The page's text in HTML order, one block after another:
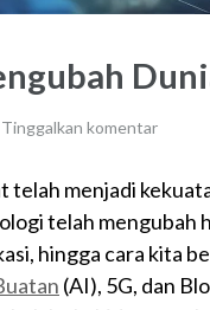
Tinggalkan komentar
telah menjadi
telah mengubah
hingga cara kita
(AI), 5G, dan